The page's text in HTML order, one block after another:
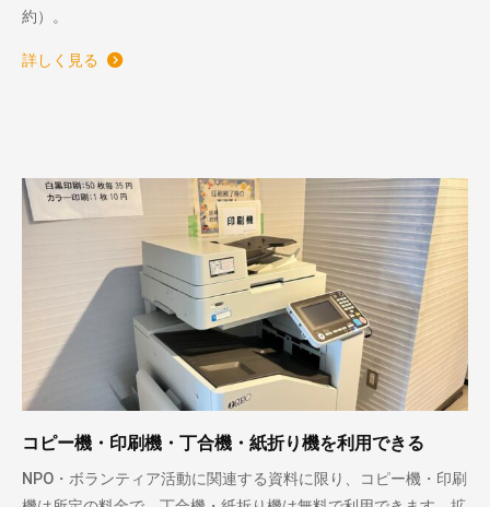
約）。
詳しく見る
コピー機・印刷機・丁合機・紙折り機を利用できる
NPO・ボランティア活動に関連する資料に限り、コピー機・印刷